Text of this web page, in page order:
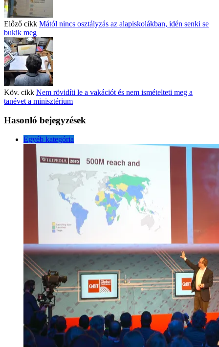
Előző cikk Mától nincs osztályzás az alapiskolákban, idén senki se
bukik meg
Köv. cikk Nem rövidíti le a vakációt és nem ismételteti meg a
tanévet a minisztérium
Hasonló bejegyzések
Egyéb kategória